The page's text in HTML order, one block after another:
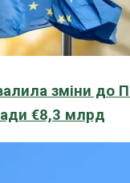
зміни до
€8,3 млрд